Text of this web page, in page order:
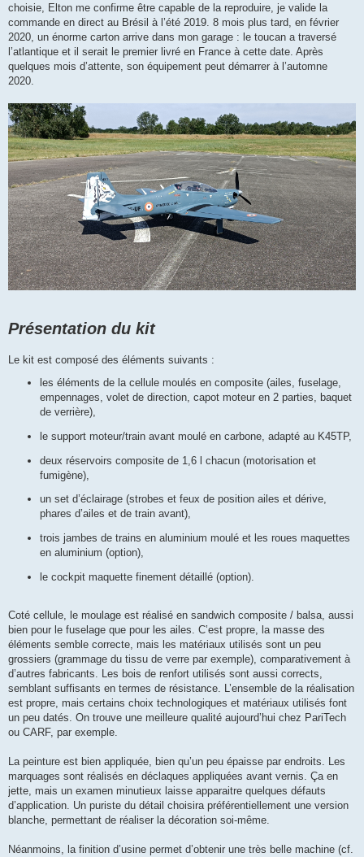
choisie, Elton me confirme être capable de la reproduire, je valide la
commande en direct au Brésil à l’été 2019. 8 mois plus tard, en février
2020, un énorme carton arrive dans mon garage : le toucan a traversé
l’atlantique et il serait le premier livré en France à cette date. Après
quelques mois d’attente, son équipement peut démarrer à l’automne
2020.
Présentation du kit
Le kit est composé des éléments suivants :
les éléments de la cellule moulés en composite (ailes, fuselage,
empennages, volet de direction, capot moteur en 2 parties, baquet
de verrière),
le support moteur/train avant moulé en carbone, adapté au K45TP,
deux réservoirs composite de 1,6 l chacun (motorisation et
fumigène),
un set d’éclairage (strobes et feux de position ailes et dérive,
phares d’ailes et de train avant),
trois jambes de trains en aluminium moulé et les roues maquettes
en aluminium (option),
le cockpit maquette finement détaillé (option).
Coté cellule, le moulage est réalisé en sandwich composite / balsa, aussi
bien pour le fuselage que pour les ailes. C’est propre, la masse des
éléments semble correcte, mais les matériaux utilisés sont un peu
grossiers (grammage du tissu de verre par exemple), comparativement à
d’autres fabricants. Les bois de renfort utilisés sont aussi corrects,
semblant suffisants en termes de résistance. L’ensemble de la réalisation
est propre, mais certains choix technologiques et matériaux utilisés font
un peu datés. On trouve une meilleure qualité aujourd’hui chez PariTech
ou CARF, par exemple.
La peinture est bien appliquée, bien qu’un peu épaisse par endroits. Les
marquages sont réalisés en déclaques appliquées avant vernis. Ça en
jette, mais un examen minutieux laisse apparaitre quelques défauts
d’application. Un puriste du détail choisira préférentiellement une version
blanche, permettant de réaliser la décoration soi-même.
Néanmoins, la finition d’usine permet d’obtenir une très belle machine (cf.